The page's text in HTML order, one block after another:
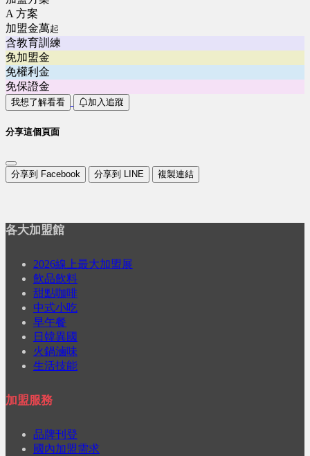
A 方案
加盟金萬起
含教育訓練
免加盟金
免權利金
免保證金
我想了解看看 加入追蹤
分享這個頁面
分享到 Facebook 分享到 LINE 複製連結
各大加盟館
2026線上最大加盟展
飲品飲料
甜點咖啡
中式小吃
早午餐
日韓異國
火鍋滷味
生活技能
加盟服務
品牌刊登
國內加盟需求